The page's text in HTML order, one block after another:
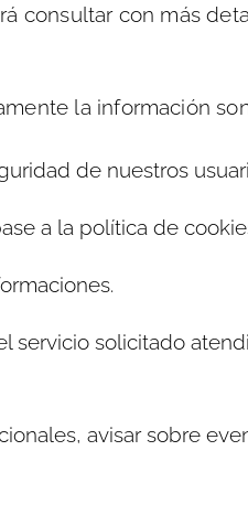
consultar con más
la información
de nuestros
a la política de
servicio solicitado
avisar sobre